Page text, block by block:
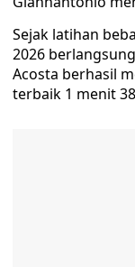
Sejak latihan
2026
Acosta berhasil
terbaik 1 menit